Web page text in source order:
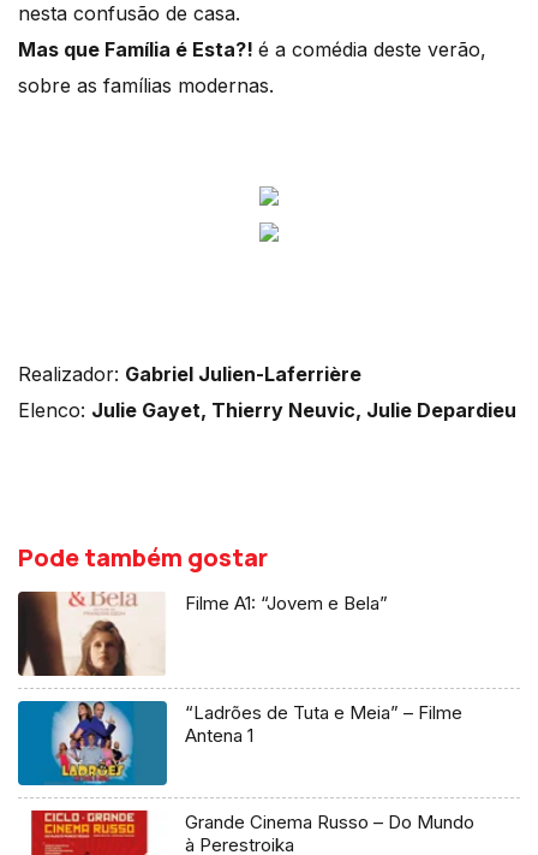
nesta confusão de casa.
Mas que Família é Esta?! é a comédia deste verão,
sobre as famílias modernas.
Realizador: Gabriel Julien-Laferrière
Elenco: Julie Gayet, Thierry Neuvic, Julie Depardieu
Pode também gostar
Filme A1: “Jovem e Bela”
“Ladrões de Tuta e Meia” – Filme
Antena 1
Grande Cinema Russo – Do Mundo
à Perestroika